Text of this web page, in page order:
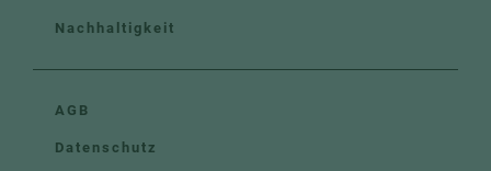
Nachhaltigkeit
AGB
Datenschutz